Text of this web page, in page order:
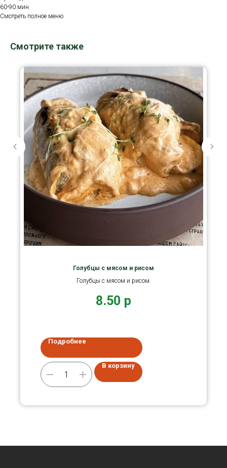
60-90 мин.
Смотреть полное меню
Смотрите также
Голубцы с мясом и рисом
Голубцы с мясом и рисом.
8.50 р
Подробнее
В корзину